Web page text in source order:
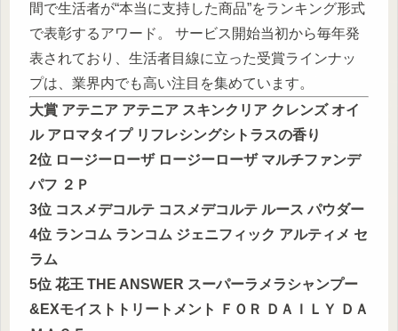
間で生活者が“本当に支持した商品”をランキング形式
で表彰するアワード。 サービス開始当初から毎年発
表されており、生活者目線に立った受賞ラインナッ
プは、業界内でも高い注目を集めています。
大賞 アテニア アテニア スキンクリア クレンズ オイ
ル アロマタイプ リフレシングシトラスの香り
2位 ロージーローザ ロージーローザ マルチファンデ
パフ ２Ｐ
3位 コスメデコルテ コスメデコルテ ルース パウダー
4位 ランコム ランコム ジェニフィック アルティメ セ
ラム
5位 花王 THE ANSWER スーパーラメラシャンプー
&EXモイストトリートメント ＦＯＲ ＤＡＩＬＹ ＤＡ